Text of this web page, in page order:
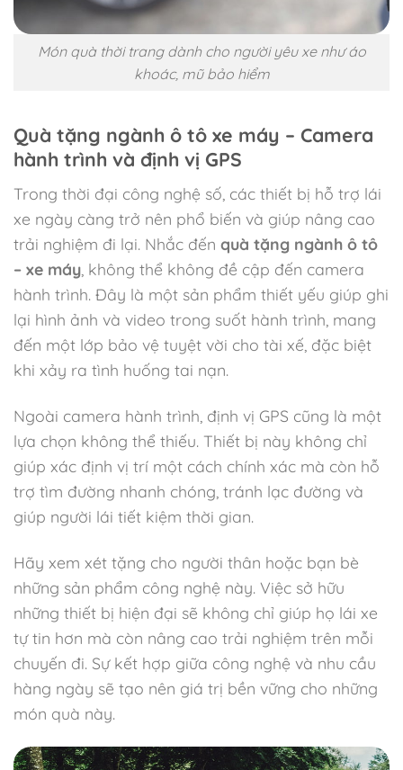
Món quà thời trang dành cho người yêu xe như áo
khoác, mũ bảo hiểm
Quà tặng ngành ô tô xe máy – Camera
hành trình và định vị GPS
Trong thời đại công nghệ số, các thiết bị hỗ trợ lái
xe ngày càng trở nên phổ biến và giúp nâng cao
trải nghiệm đi lại. Nhắc đến quà tặng ngành ô tô
– xe máy , không thể không đề cập đến camera
hành trình. Đây là một sản phẩm thiết yếu giúp ghi
lại hình ảnh và video trong suốt hành trình, mang
đến một lớp bảo vệ tuyệt vời cho tài xế, đặc biệt
khi xảy ra tình huống tai nạn.
Ngoài camera hành trình, định vị GPS cũng là một
lựa chọn không thể thiếu. Thiết bị này không chỉ
giúp xác định vị trí một cách chính xác mà còn hỗ
trợ tìm đường nhanh chóng, tránh lạc đường và
giúp người lái tiết kiệm thời gian.
Hãy xem xét tặng cho người thân hoặc bạn bè
những sản phẩm công nghệ này. Việc sở hữu
những thiết bị hiện đại sẽ không chỉ giúp họ lái xe
tự tin hơn mà còn nâng cao trải nghiệm trên mỗi
chuyến đi. Sự kết hợp giữa công nghệ và nhu cầu
hàng ngày sẽ tạo nên giá trị bền vững cho những
món quà này.